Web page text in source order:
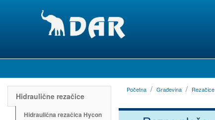
Hidraulične rezačice
Hidraulična rezačica Hycon
Početna Građevina Rezačice